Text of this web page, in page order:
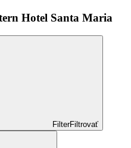
Hotel Santa Maria
FilterFiltrovať